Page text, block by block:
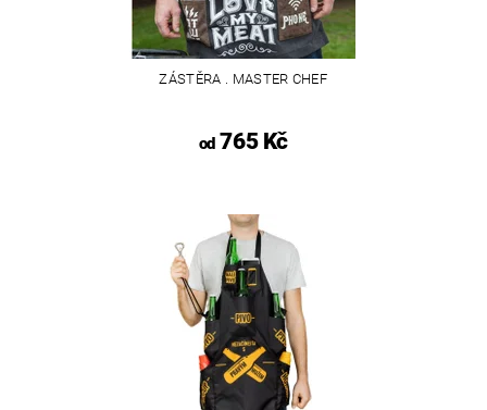
ZÁSTĚRA . MASTER CHEF
od765 Kč